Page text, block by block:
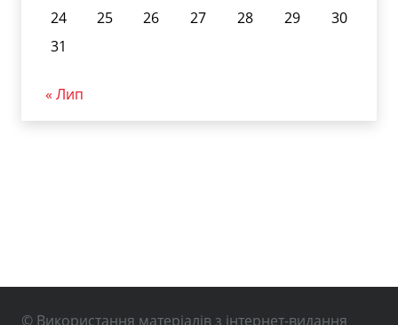
24
25 26 27 28 29
30
31
« Лип
© Використання матеріалів з інтернет-видання